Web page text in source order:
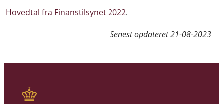
Hovedtal fra Finanstilsynet 2022.
Senest opdateret21-08-2023